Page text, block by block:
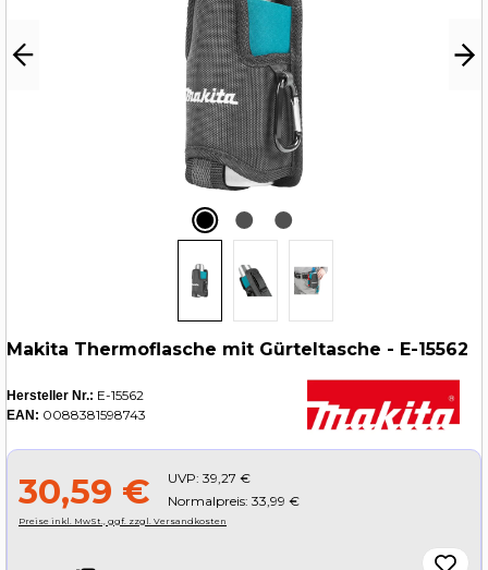
Makita Thermoflasche mit Gürteltasche - E-15562
Hersteller Nr.: E-15562
EAN: 0088381598743
30,59 € UVP: 39,27 €
Normalpreis: 33,99 €
Preise inkl. MwSt., ggf. zzgl. Versandkosten